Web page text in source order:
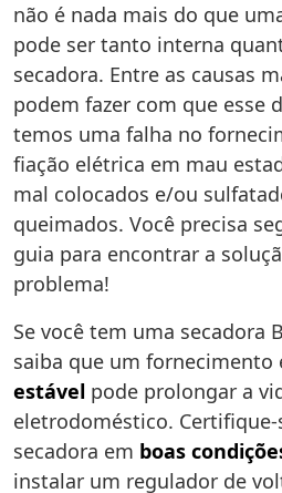
não é nada mais do que
pode ser tanto interna
secadora. Entre as causas
podem fazer com que esse
temos uma falha no
fiação elétrica em mau
mal colocados e/ou
queimados. Você precisa
guia para encontrar a
problema!
Se você tem uma secadora
saiba que um fornecimento
estável pode prolongar a
eletrodoméstico.
secadora em boas
instalar um regulador de